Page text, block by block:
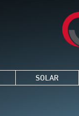
SOLAR